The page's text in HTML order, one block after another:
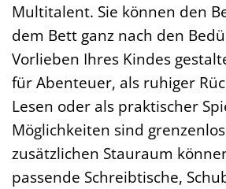
Multitalent. Sie können den
dem Bett ganz nach den
Vorlieben Ihres Kindes
für Abenteuer, als ruhiger
Lesen oder als praktischer
Möglichkeiten sind
zusätzlichen Stauraum
passende Schreibtische,